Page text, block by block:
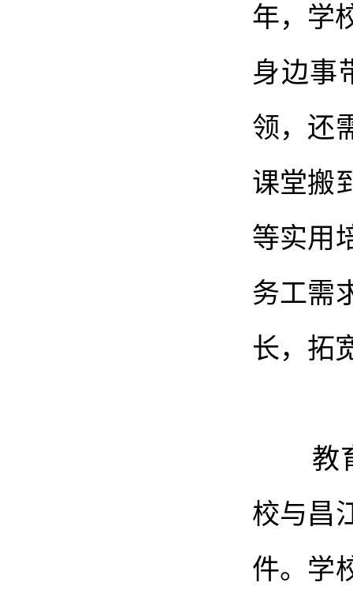
年，学
身边事
领，还
课堂搬
等实用
务工需
长，拓
教育
校与昌
件。学